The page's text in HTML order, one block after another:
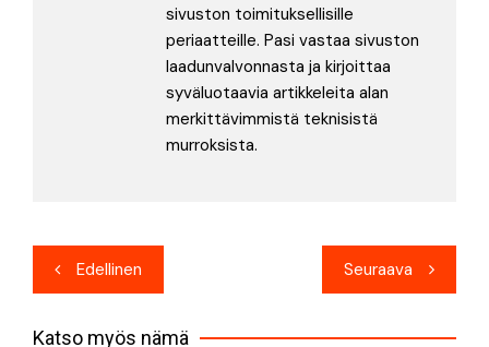
sivuston toimituksellisille
periaatteille. Pasi vastaa sivuston
laadunvalvonnasta ja kirjoittaa
syväluotaavia artikkeleita alan
merkittävimmistä teknisistä
murroksista.
Artikkelien
selaus
Edellinen Seuraava
Katso myös nämä